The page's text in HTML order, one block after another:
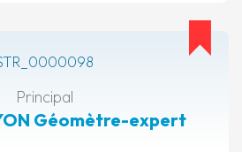
Principal
Géomètre-expert